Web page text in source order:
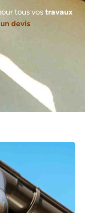
tous vos travaux
devis